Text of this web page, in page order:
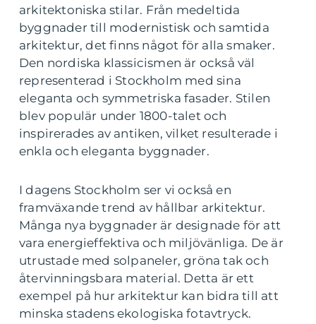
arkitektoniska stilar. Från medeltida
byggnader till modernistisk och samtida
arkitektur, det finns något för alla smaker.
Den nordiska klassicismen är också väl
representerad i Stockholm med sina
eleganta och symmetriska fasader. Stilen
blev populär under 1800-talet och
inspirerades av antiken, vilket resulterade i
enkla och eleganta byggnader.
I dagens Stockholm ser vi också en
framväxande trend av hållbar arkitektur.
Många nya byggnader är designade för att
vara energieffektiva och miljövänliga. De är
utrustade med solpaneler, gröna tak och
återvinningsbara material. Detta är ett
exempel på hur arkitektur kan bidra till att
minska stadens ekologiska fotavtryck.